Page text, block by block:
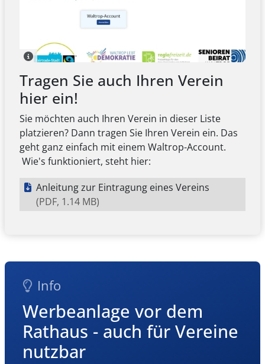
Tragen Sie auch Ihren Verein
hier ein!
Sie möchten auch Ihren Verein in dieser Liste
platzieren? Dann tragen Sie Ihren Verein ein. Das
geht ganz einfach mit einem Waltrop-Account.
Wie's funktioniert, steht hier:
Anleitung zur Eintragung eines Vereins
(PDF, 1.14 MB)
Info
Werbeanlage vor dem
Rathaus - auch für Vereine
nutzbar